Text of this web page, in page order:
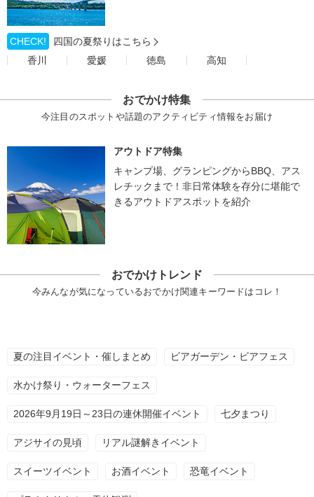
CHECK!
四国の夏祭りはこちら
香川
愛媛 徳島 高知
おでかけ特集
今注目のスポットや話題のアクティビティ情報をお届け
アウトドア特集
キャンプ場、グランピングからBBQ、アス
レチックまで！非日常体験を存分に堪能で
きるアウトドアスポットを紹介
おでかけトレンド
今みんなが気になっているおでかけ関連キーワードはコレ！
夏の注目イベント・催しまとめ ビアガーデン・ビアフェス
水かけ祭り・ウォーターフェス
2026年9月19日～23日の連休開催イベント 七夕まつり
アジサイの見頃 リアル謎解きイベント
スイーツイベント お酒イベント 恐竜イベント